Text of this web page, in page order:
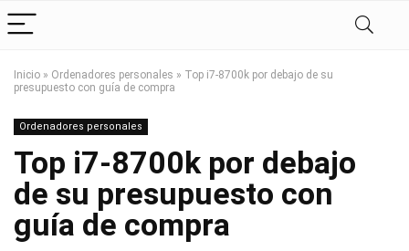
Inicio » Ordenadores personales » Top i7-8700k por debajo de su
presupuesto con guía de compra
Ordenadores personales
Top i7-8700k por debajo
de su presupuesto con
guía de compra